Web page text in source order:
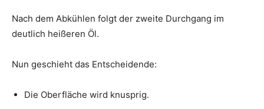
Nach dem Abkühlen folgt der zweite Durchgang im
deutlich heißeren Öl.
Nun geschieht das Entscheidende:
Die Oberfläche wird knusprig.